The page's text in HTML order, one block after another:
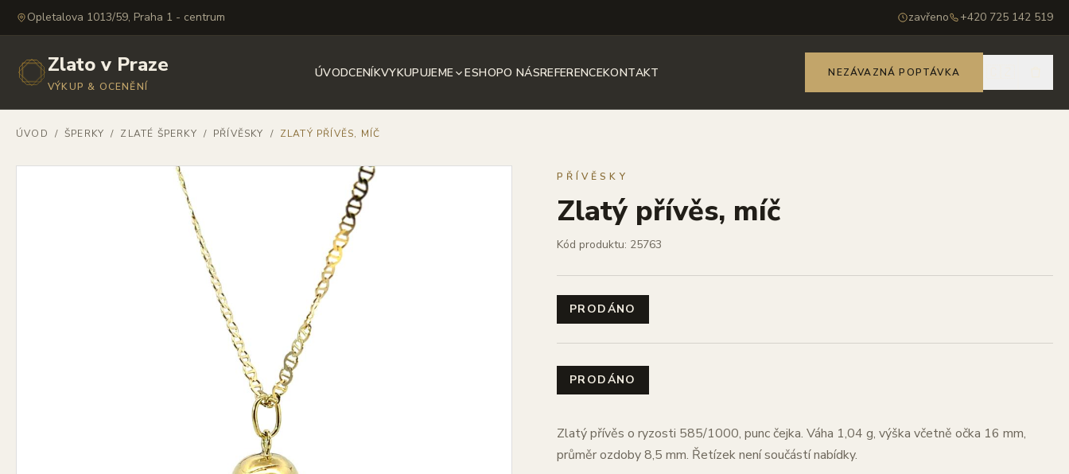
Opletalova 1013/59, Praha 1 - centrum zavřeno +420 725 142 519
Zlato v Praze
VÝKUP & OCENĚNÍ
ÚVODCENÍKVYKUPUJEME ESHOPO NÁSREFERENCEKONTAKT NEZÁVAZNÁ POPTÁVKA
ÚVOD / ŠPERKY / ZLATÉ ŠPERKY / PŘÍVĚSKY / ZLATÝ PŘÍVĚS, MÍČ
PŘÍVĚSKY
Zlatý přívěs, míč
Kód produktu: 25763
PRODÁNO
PRODÁNO
Zlatý přívěs o ryzosti 585/1000, punc čejka. Váha 1,04 g, výška včetně očka 16 mm,
průměr ozdoby 8,5 mm. Řetízek není součástí nabídky.